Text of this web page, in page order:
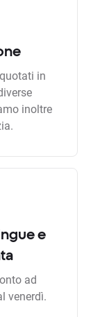
in
inoltre
e
ad
venerdì.